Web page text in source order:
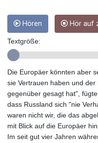
Hören Hör auf
Textgröße:
Die Europäer könnten aber
sie Vertrauen haben und
gegenüber gesagt hat",
dass Russland sich "nie
waren nicht wir, die das
mit Blick auf die Europäer
Im seit gut vier Jahren